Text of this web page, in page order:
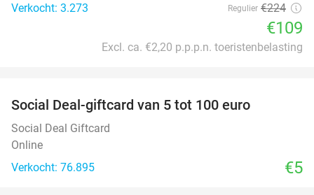
Verkocht: 3.273
Regulier €224
€109
Excl. ca. €2,20 p.p.p.n. toeristenbelasting
Social Deal-giftcard van 5 tot 100 euro
Social Deal Giftcard
Online
Verkocht: 76.895
€5